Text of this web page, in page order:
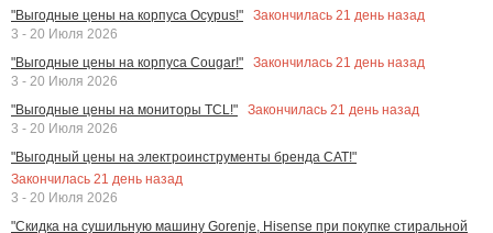
"Выгодные цены на корпуса Ocypus!"
Закончилась 21 день назад
3 - 20 Июля 2026
"Выгодные цены на корпуса Cougar!"
Закончилась 21 день назад
3 - 20 Июля 2026
"Выгодные цены на мониторы TCL!"
Закончилась 21 день назад
3 - 20 Июля 2026
"Выгодный цены на электроинструменты бренда CAT!"
Закончилась 21 день назад
3 - 20 Июля 2026
"Скидка на сушильную машину Gorenje, Hisense при покупке стиральной